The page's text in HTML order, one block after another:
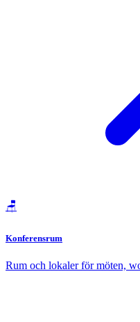
🪑
Konferensrum
Rum och lokaler för möten,